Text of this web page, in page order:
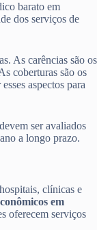
barato em
dos serviços de
As carências são os
coberturas são os
aspectos para
ser avaliados
a longo prazo.
clínicas e
em
oferecem serviços